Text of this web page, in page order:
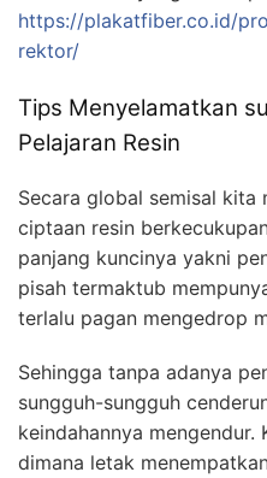
https://plakatfiber.co.id/
rektor/
Tips Menyelamatkan
Pelajaran Resin
Secara global semisal kita
ciptaan resin
panjang kuncinya yakni
pisah termaktub
terlalu pagan mengedrop
Sehingga tanpa adanya
sungguh-sungguh
keindahannya
dimana letak